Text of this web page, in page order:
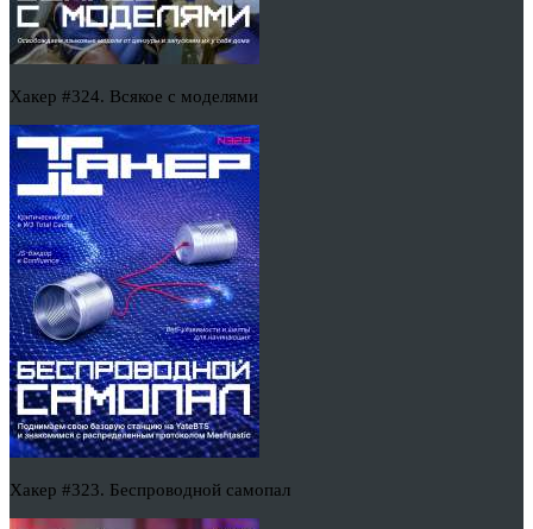
Хакер #324. Всякое с моделями
Хакер #323. Беспроводной самопал